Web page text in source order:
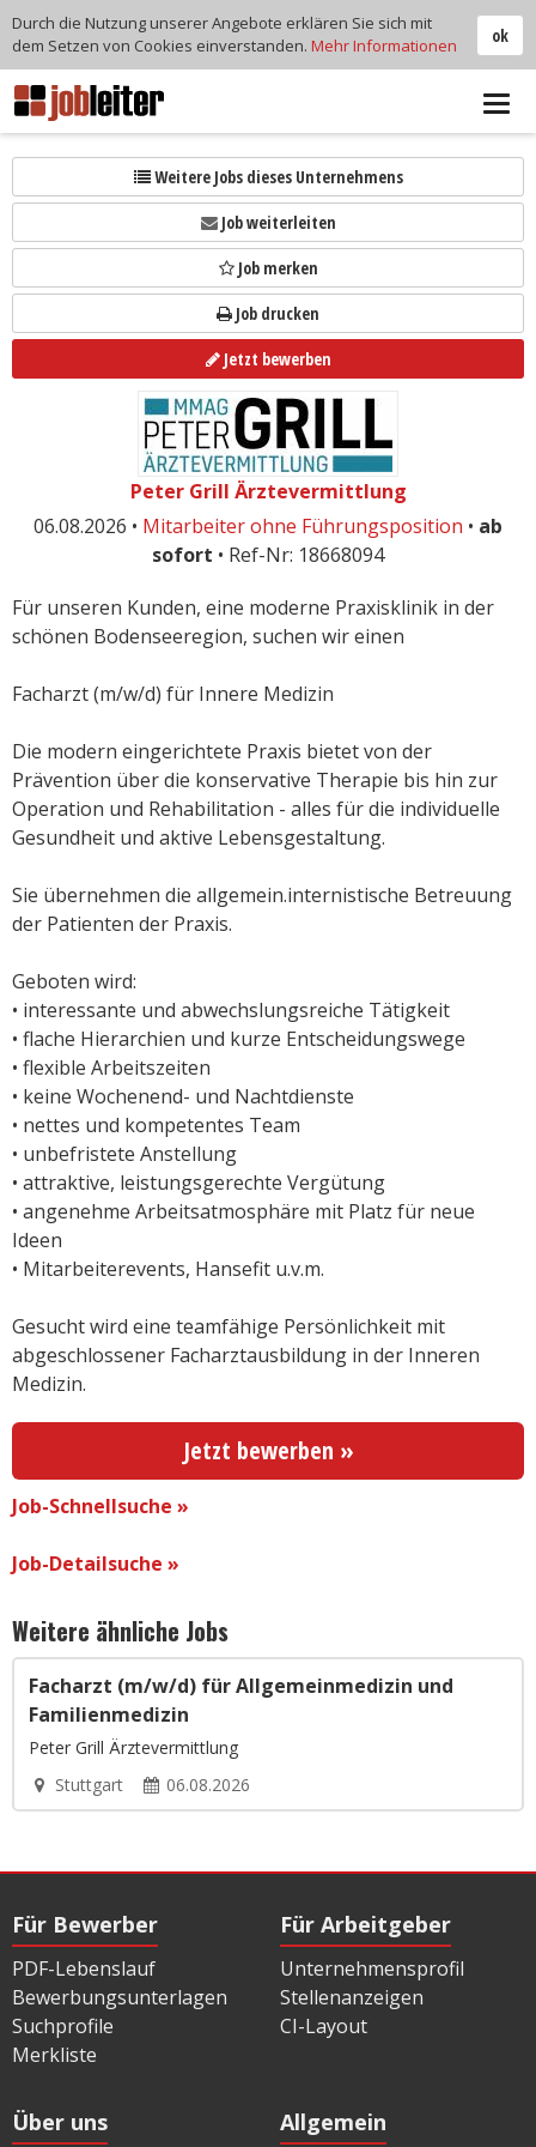
Weitere Jobs dieses Unternehmens
Job weiterleiten
Job merken
Job drucken
Jetzt bewerben
Peter Grill Ärztevermittlung
06.08.2026 • Mitarbeiter ohne Führungsposition • ab
sofort • Ref-Nr: 18668094
Für unseren Kunden, eine moderne Praxisklinik in der
schönen Bodenseeregion, suchen wir einen
Facharzt (m/w/d) für Innere Medizin
Die modern eingerichtete Praxis bietet von der
Prävention über die konservative Therapie bis hin zur
Operation und Rehabilitation - alles für die individuelle
Gesundheit und aktive Lebensgestaltung.
Sie übernehmen die allgemein.internistische Betreuung
der Patienten der Praxis.
Geboten wird:
• interessante und abwechslungsreiche Tätigkeit
• flache Hierarchien und kurze Entscheidungswege
• flexible Arbeitszeiten
• keine Wochenend- und Nachtdienste
• nettes und kompetentes Team
• unbefristete Anstellung
• attraktive, leistungsgerechte Vergütung
• angenehme Arbeitsatmosphäre mit Platz für neue
Ideen
• Mitarbeiterevents, Hansefit u.v.m.
Gesucht wird eine teamfähige Persönlichkeit mit
abgeschlossener Facharztausbildung in der Inneren
Medizin.
Jetzt bewerben »
Job-Schnellsuche »
Job-Detailsuche »
Weitere ähnliche Jobs
Facharzt (m/w/d) für Allgemeinmedizin und
Familienmedizin
Peter Grill Ärztevermittlung
Stuttgart
06.08.2026
Für Bewerber
PDF-Lebenslauf
Bewerbungsunterlagen
Suchprofile
Merkliste
Für Arbeitgeber
Unternehmensprofil
Stellenanzeigen
CI-Layout
Über uns Allgemein
ok
Durch die Nutzung unserer Angebote erklären Sie sich mit
dem Setzen von Cookies einverstanden. Mehr Informationen